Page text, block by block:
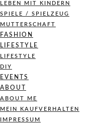
LEBEN MIT KINDERN
SPIELE / SPIELZEUG
MUTTERSCHAFT
FASHION
LIFESTYLE
LIFESTYLE
DIY
EVENTS
ABOUT
ABOUT ME
MEIN KAUFVERHALTEN
IMPRESSUM